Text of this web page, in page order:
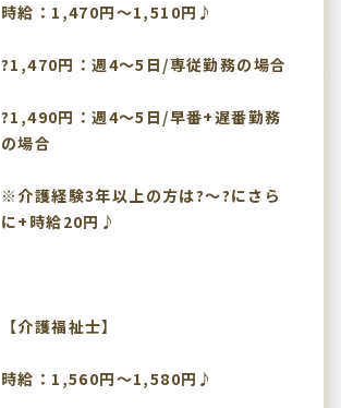
時給：1,470円～1,510円♪
?1,470円：週4～5日/専従勤務の場合
?1,490円：週4～5日/早番+遅番勤務
の場合
※介護経験3年以上の方は?～?にさら
に+時給20円♪
【介護福祉士】
時給：1,560円～1,580円♪